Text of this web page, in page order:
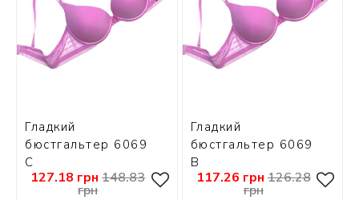
Гладкий
бюстгальтер 6069
С
127.18 грн 148.83
грн
Гладкий
бюстгальтер 6069
В
117.26 грн 126.28
грн